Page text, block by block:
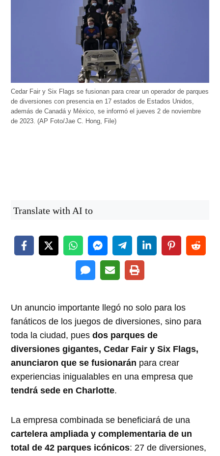
Cedar Fair y Six Flags se fusionan para crear un operador de parques
de diversiones con presencia en 17 estados de Estados Unidos,
además de Canadá y México, se informó el jueves 2 de noviembre
de 2023. (AP Foto/Jae C. Hong, File)
Translate with AI to
Un anuncio importante llegó no solo para los
fanáticos de los juegos de diversiones, sino para
toda la ciudad, puesdos parques de
diversiones gigantes, Cedar Fair y Six Flags,
anunciaron que se fusionarán para crear
experiencias inigualables en una empresa que
tendrá sede en Charlotte.
La empresa combinada se beneficiará de una
cartelera ampliada y complementaria de un
total de 42 parques icónicos: 27 de diversiones,